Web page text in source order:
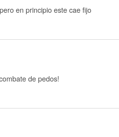
en principio este cae fijo
de pedos!